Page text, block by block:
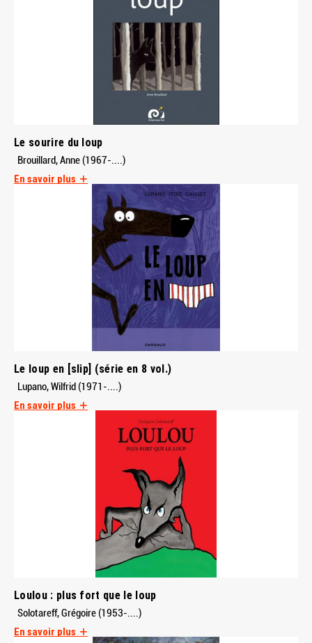
Le sourire du loup
Brouillard, Anne (1967-....)
En savoir plus
Le loup en [slip] (série en 8 vol.)
Lupano, Wilfrid (1971-....)
En savoir plus
Loulou : plus fort que le loup
Solotareff, Grégoire (1953-....)
En savoir plus